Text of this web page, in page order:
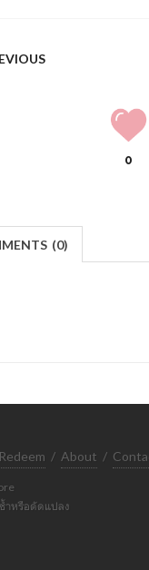
0
(0)
Redeem / About /
ำหรือดัดแปลง